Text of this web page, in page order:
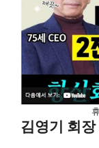
김영기 회